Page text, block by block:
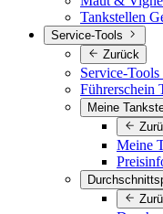
Tankstellen
Service-Tools
Zurück
Service-Tools
Führerschein
Meine
Meine